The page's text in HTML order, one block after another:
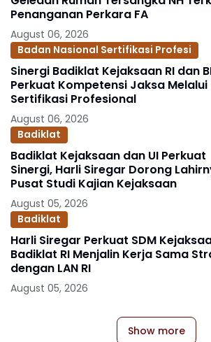
Penanganan Perkara FA
August 06, 2026
Badan Nasional Sertifikasi Profesi
Sinergi Badiklat Kejaksaan RI dan
Perkuat Kompetensi Jaksa Melalui
Sertifikasi Profesional
August 06, 2026
Badiklat
Badiklat Kejaksaan dan UI Perkuat
Sinergi, Harli Siregar Dorong
Pusat Studi Kajian Kejaksaan
August 05, 2026
Badiklat
Harli Siregar Perkuat SDM
Badiklat RI Menjalin Kerja Sama
dengan LAN RI
August 05, 2026
Show more